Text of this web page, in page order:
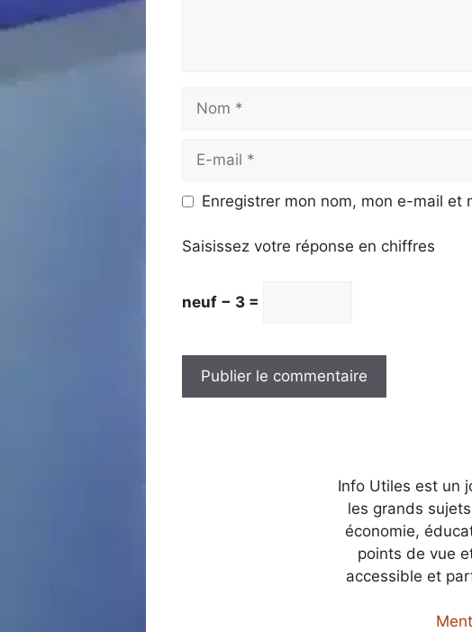
mail
Enregistrer mon nom, mon e-mail et
Saisissez votre réponse en chiffres
neuf − 3 =
Info Utiles est un
les grands
économie,
points de vue
accessible et